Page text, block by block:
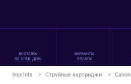
ДОСТАВКА
НА СЛЕД. ДЕНЬ
ВАРИАНТЫ
ОПЛАТЫ
Imprints > Струйные картриджи > Canon